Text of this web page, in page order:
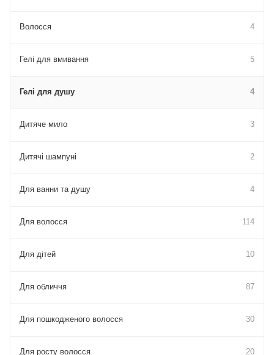
Волосся 4
Гелі для вмивання 5
Гелі для душу 4
Дитяче мило 3
Дитячі шампуні 2
Для ванни та душу 4
Для волосся 114
Для дітей 10
Для обличчя 87
Для пошкодженого волосся 30
Для росту волосся 20